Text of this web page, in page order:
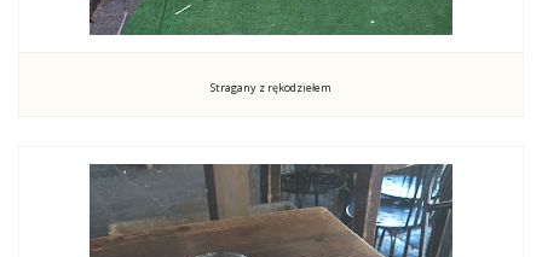
Stragany z rękodziełem